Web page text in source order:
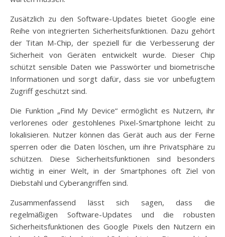
Zusätzlich zu den Software-Updates bietet Google eine
Reihe von integrierten Sicherheitsfunktionen. Dazu gehört
der Titan M-Chip, der speziell für die Verbesserung der
Sicherheit von Geräten entwickelt wurde. Dieser Chip
schützt sensible Daten wie Passwörter und biometrische
Informationen und sorgt dafür, dass sie vor unbefugtem
Zugriff geschützt sind.
Die Funktion „Find My Device“ ermöglicht es Nutzern, ihr
verlorenes oder gestohlenes Pixel-Smartphone leicht zu
lokalisieren. Nutzer können das Gerät auch aus der Ferne
sperren oder die Daten löschen, um ihre Privatsphäre zu
schützen. Diese Sicherheitsfunktionen sind besonders
wichtig in einer Welt, in der Smartphones oft Ziel von
Diebstahl und Cyberangriffen sind.
Zusammenfassend lässt sich sagen, dass die
regelmäßigen Software-Updates und die robusten
Sicherheitsfunktionen des Google Pixels den Nutzern ein